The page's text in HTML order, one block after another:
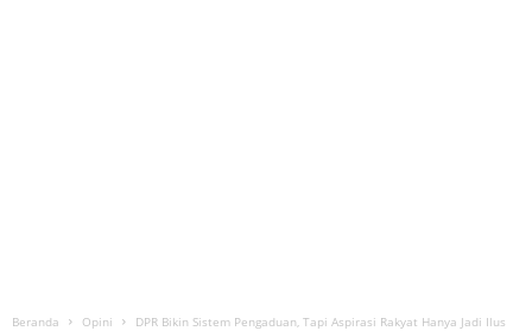
Beranda Opini DPR Bikin Sistem Pengaduan, Tapi Aspirasi Rakyat Hanya Jadi Ilus